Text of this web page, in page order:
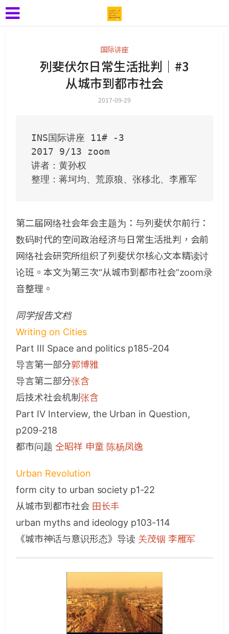
国际讲座
列斐伏尔日常生活批判｜#3
从城市到都市社会
2017-09-29
INS国际讲座 11# -3
2017 9/13 zoom
讲者：黄孙权
整理：蒋坷均、荒原狼、张移北、李雁军
第二届网络社会年会主题为：与列斐伏尔前行：
数码时代的空间政治经济与日常生活批判，会前
网络社会研究所组织了列斐伏尔核心文本精读讨
论班。本文为第三次“从城市到都市社会”zoom录
音整理。
同学报告文档
Writing on Cities
Part III Space and politics p185-204
导言第一部分郭博雅
导言第二部分张含
后技术社会机制张含
Part IV Interview, the Urban in Question,
p209-218
都市问题仝昭祥 申童 陈杨凤逸
Urban Revolution
form city to urban society p1-22
从城市到都市社会 田长丰
urban myths and ideology p103-114
《城市神话与意识形态》导读 关茂铟 李雁军